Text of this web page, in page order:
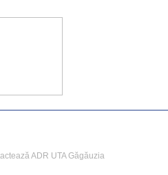
ADR UTA Găgăuzia